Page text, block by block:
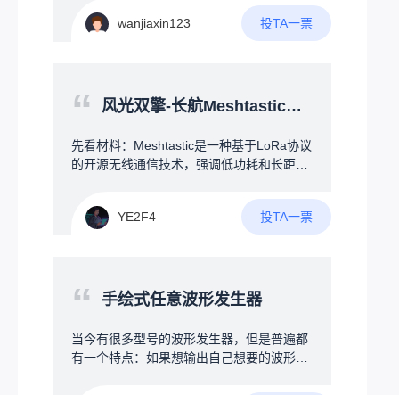
以增加一部分的智能交互模式或者与设备联
动（例如：RGB神光同步，拾音灯等）我也
光报警或手机端提醒，从物理连接与电子提
醒两方面防止U盘遗忘、丢失。
wanjiaxin123 投TA一票
“ 风光双擎-长航Meshtastic节点
先看材料：Meshtastic是一种基于LoRa协议
的开源无线通信技术，强调低功耗和长距离
能与其他节点直接通信，还能中继转发消
息，从而扩展覆盖范围。设备可以独立运
行，也能通过蓝牙连接手机来配置和使用，
astic无线自组网时，节点的位置和角色选择
想，如果你为了追求大覆盖范围，将节点放
在了高楼楼顶，你总不可能7*24小时地守在
YE2F4 投TA一票
“ 手绘式任意波形发生器
当今有很多型号的波形发生器，但是普遍都
有一个特点：如果想输出自己想要的波形非